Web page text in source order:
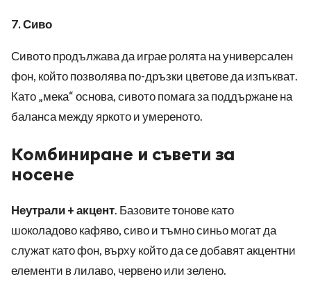
7. Сиво
Сивото продължава да играе ролята на универсален
фон, който позволява по-дръзки цветове да изпъкват.
Като „мека“ основа, сивото помага за поддържане на
баланса между яркото и умереното.
Комбиниране и съвети за
носене
Неутрали + акцент. Базовите тонове като
шоколадово кафяво, сиво и тъмно синьо могат да
служат като фон, върху който да се добавят акцентни
елементи в лилаво, червено или зелено.